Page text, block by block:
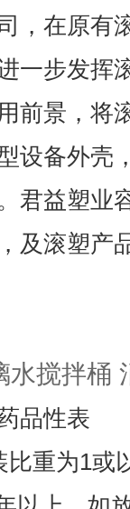
，在原有
一步发挥
前景，将
设备外壳
君益塑业
及滚塑产
水搅拌桶
品性表
重为1或